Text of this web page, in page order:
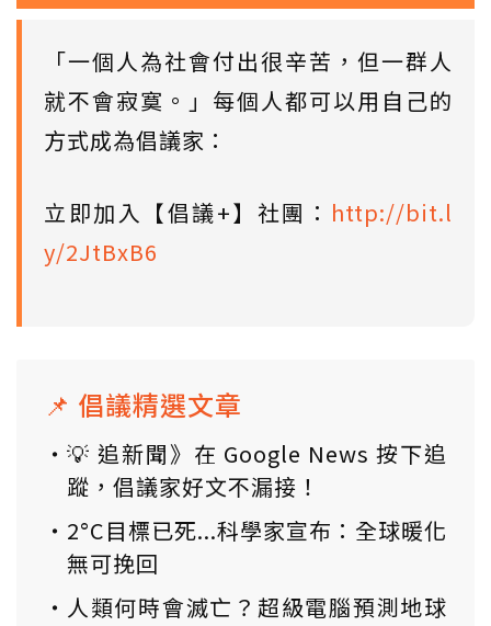
「一個人為社會付出很辛苦，但一群人
就不會寂寞。」每個人都可以用自己的
方式成為倡議家：
立即加入【倡議+】社團： http://bit.l
y/2JtBxB6
📌 倡議精選文章
💡 追新聞》在 Google News 按下追
蹤，倡議家好文不漏接！
2°C目標已死...科學家宣布：全球暖化
無可挽回
人類何時會滅亡？超級電腦預測地球